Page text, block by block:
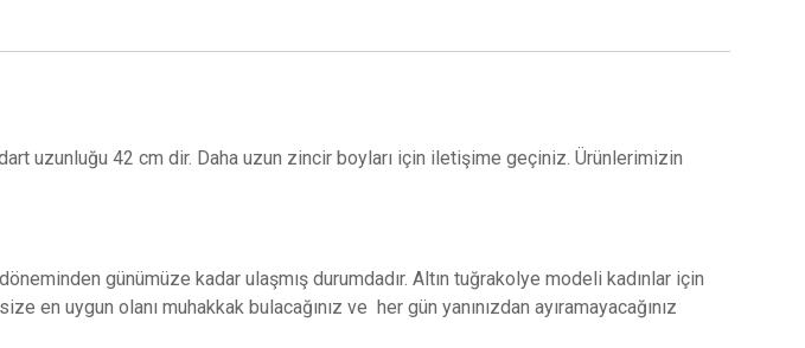
uzunluğu 42 cm dir. Daha uzun zincir boyları için iletişime geçiniz. Ürünlerimizin
günümüze kadar ulaşmış durumdadır. Altın tuğrakolye modeli kadınlar için
uygun olanı muhakkak bulacağınız ve her gün yanınızdan ayıramayacağınız